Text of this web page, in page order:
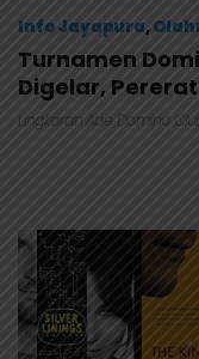
Info Jayapura,
Turnamen
Digelar,
Domino di
Lingkaran Abe Domino